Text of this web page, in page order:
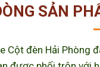
SẢN
Cột đèn Hải